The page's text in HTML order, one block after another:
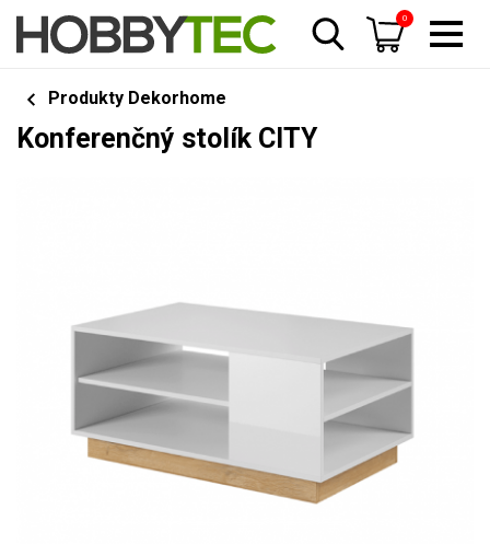
0
Produkty Dekorhome
Konferenčný stolík CITY